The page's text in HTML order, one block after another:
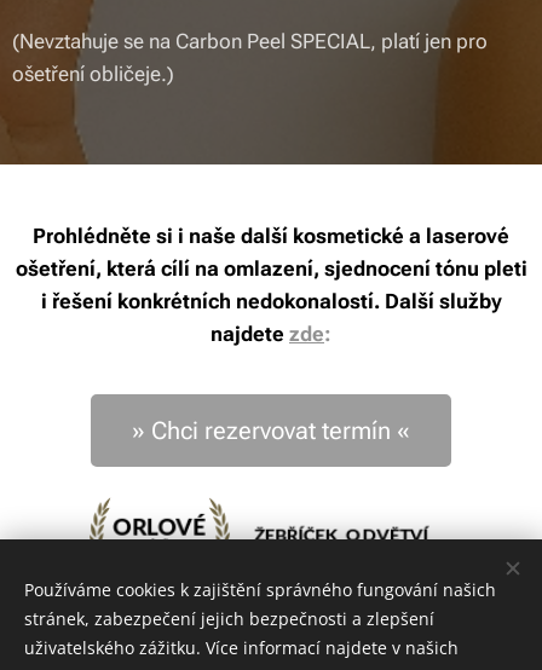
(Nevztahuje se na Carbon Peel SPECIAL, platí jen pro
ošetření obličeje.)
Prohlédněte si i naše další kosmetické a laserové
ošetření, která cílí na omlazení, sjednocení tónu pleti
i řešení konkrétních nedokonalostí. Další služby
najdete zde:
» Chci rezervovat termín «
Používáme cookies k zajištění správného fungování našich
stránek, zabezpečení jejich bezpečnosti a zlepšení
uživatelského zážitku. Více informací najdete v našich